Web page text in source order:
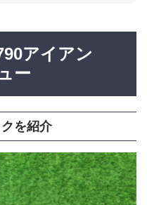
アイアン
ー
を紹介